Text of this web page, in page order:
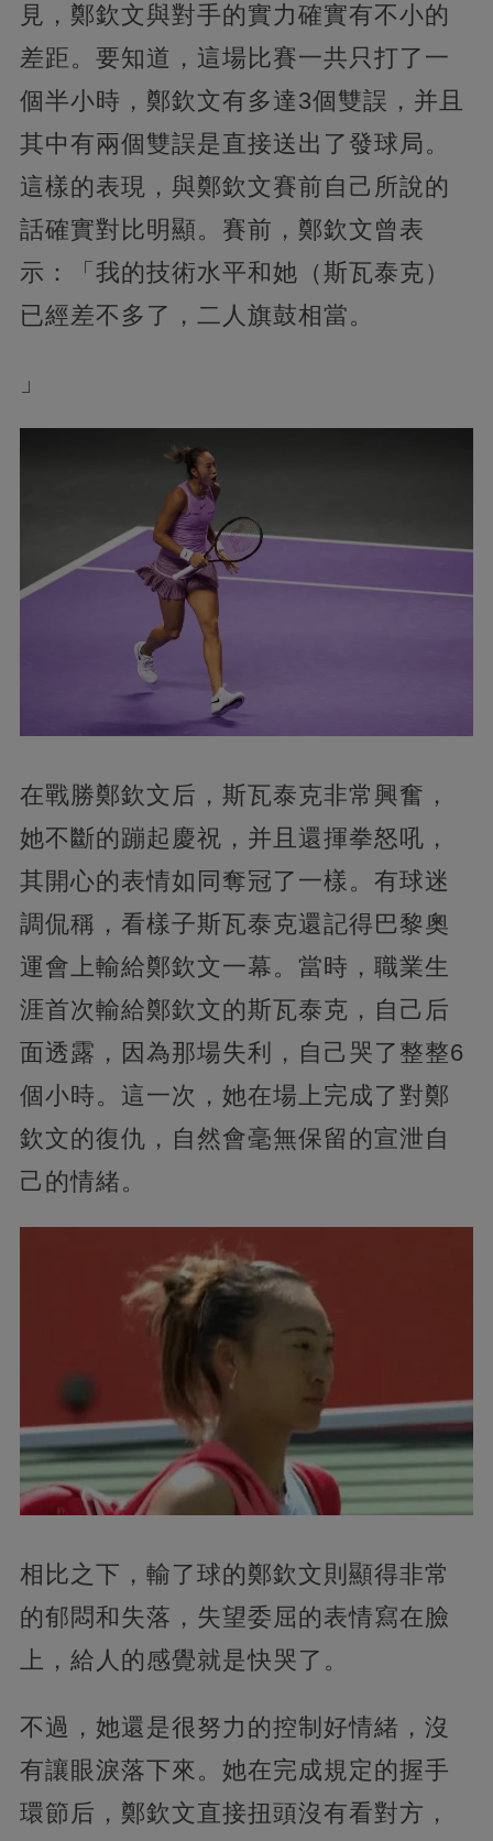
見，鄭欽文與對手的實力確實有不小的
差距。要知道，這場比賽一共只打了一
個半小時，鄭欽文有多達3個雙誤，并且
其中有兩個雙誤是直接送出了發球局。
這樣的表現，與鄭欽文賽前自己所說的
話確實對比明顯。賽前，鄭欽文曾表
示：「我的技術水平和她（斯瓦泰克）
已經差不多了，二人旗鼓相當。
」
在戰勝鄭欽文后，斯瓦泰克非常興奮，
她不斷的蹦起慶祝，并且還揮拳怒吼，
其開心的表情如同奪冠了一樣。有球迷
調侃稱，看樣子斯瓦泰克還記得巴黎奧
運會上輸給鄭欽文一幕。當時，職業生
涯首次輸給鄭欽文的斯瓦泰克，自己后
面透露，因為那場失利，自己哭了整整6
個小時。這一次，她在場上完成了對鄭
欽文的復仇，自然會毫無保留的宣泄自
己的情緒。
相比之下，輸了球的鄭欽文則顯得非常
的郁悶和失落，失望委屈的表情寫在臉
上，給人的感覺就是快哭了。
不過，她還是很努力的控制好情緒，沒
有讓眼淚落下來。她在完成規定的握手
環節后，鄭欽文直接扭頭沒有看對方，